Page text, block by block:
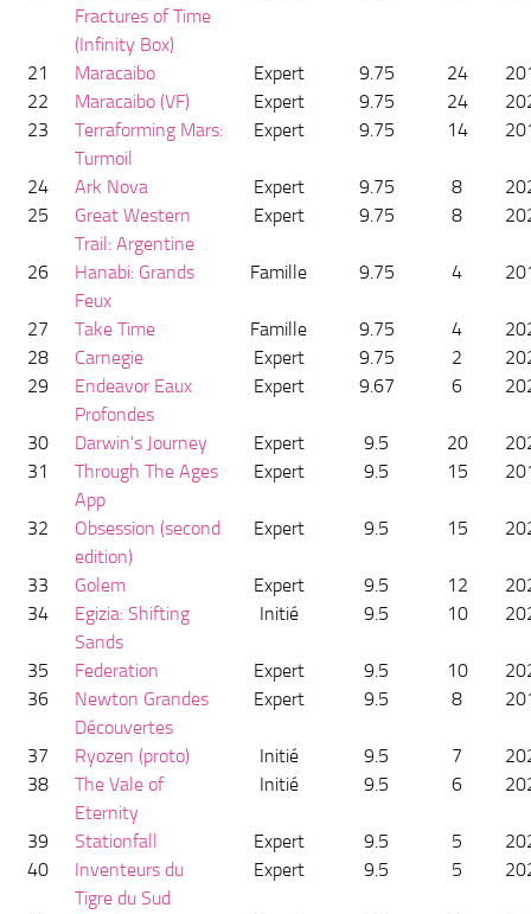
Fractures of Time
(Infinity Box)
21 Maracaibo Expert 9.75 24
22
Maracaibo (VF) Expert 9.75 24
23
Terraforming Mars:
Turmoil
Expert 9.75 14
24 Ark Nova Expert 9.75 8
25
Great Western
Trail: Argentine
Expert 9.75 8
26
Hanabi: Grands
Feux
Famille 9.75 4
27 Take Time Famille 9.75 4
28
Carnegie Expert 9.75 2
29
Endeavor Eaux
Profondes
Expert 9.67 6
30 Darwin's Journey Expert 9.5 20
31
Through The Ages
App
Expert 9.5 15
32
Obsession (second
edition)
Expert 9.5 15
33 Golem Expert 9.5 12
34
Egizia: Shifting
Sands
Initié 9.5 10
35 Federation Expert 9.5 10
36
Newton Grandes
Découvertes
Expert 9.5 8
37 Ryozen (proto) Initié 9.5 7
38
The Vale of
Eternity
Initié 9.5 6
39 Stationfall Expert 9.5 5
40
Inventeurs du
Tigre du Sud
Expert 9.5 5